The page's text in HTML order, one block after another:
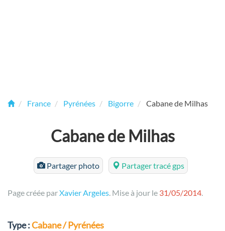
France Pyrénées Bigorre Cabane de Milhas
Cabane de Milhas
Partager photo Partager tracé gps
Page créée parXavier Argeles. Mise à jour le 31/05/2014.
Type :Cabane / Pyrénées